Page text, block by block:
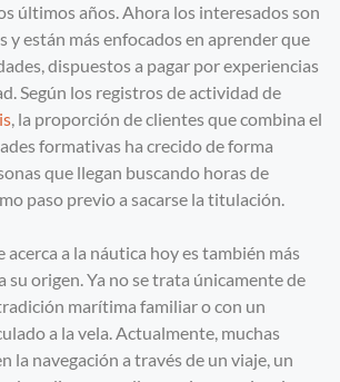
últimos años. Ahora los interesados son
y están más enfocados en aprender que
dispuestos a pagar por experiencias
Según los registros de actividad de
, la proporción de clientes que combina el
formativas ha crecido de forma
que llegan buscando horas de
paso previo a sacarse la titulación.
acerca a la náutica hoy es también más
su origen. Ya no se trata únicamente de
marítima familiar o con un
a la vela. Actualmente, muchas
la navegación a través de un viaje, un